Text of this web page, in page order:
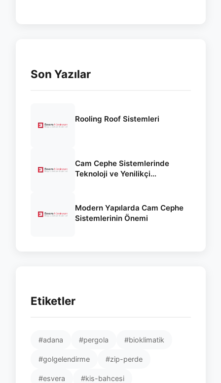
Son Yazılar
Rooling Roof Sistemleri
Cam Cephe Sistemlerinde
Teknoloji ve Yenilikçi
Modern Yapılarda Cam Cephe
Sistemlerinin Önemi
Etiketler
#adana #pergola #bioklimatik
#golgelendirme #zip-perde
#esvera #kis-bahcesi